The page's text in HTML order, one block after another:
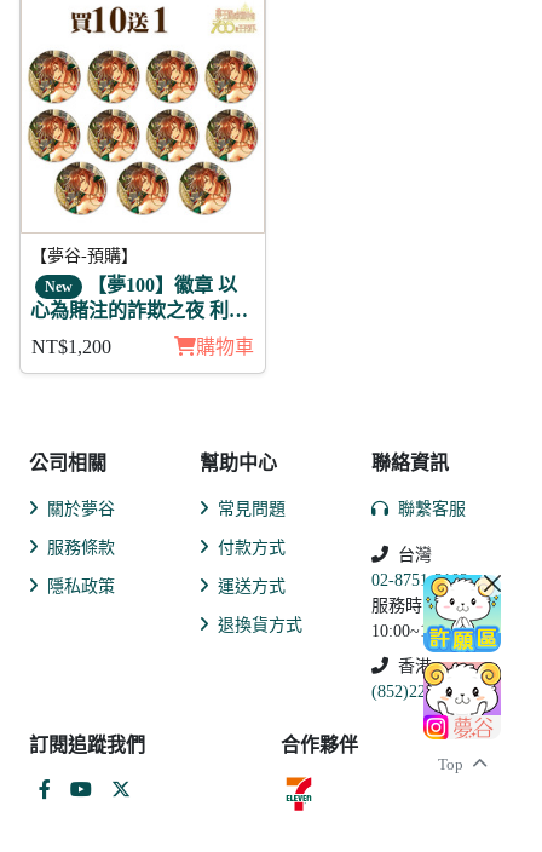
Top
【夢谷-預購】
New 【夢100】徽章 以
心為賭注的詐欺之夜 利卡
NT$1,200 購物車
公司相關
關於夢谷
服務條款
隱私政策
幫助中心
常見問題
付款方式
運送方式
退換貨方式
聯絡資訊
聯繫客服
台灣
02-8751-2102
服務時間:
10:00~19:00
香港
(852)2250-9311
訂閱追蹤我們 合作夥伴